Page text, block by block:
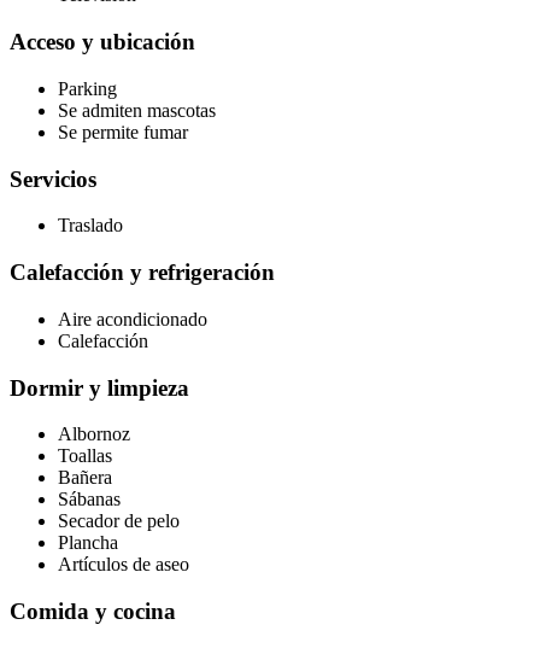
Acceso y ubicación
Parking
Se admiten mascotas
Se permite fumar
Servicios
Traslado
Calefacción y refrigeración
Aire acondicionado
Calefacción
Dormir y limpieza
Albornoz
Toallas
Bañera
Sábanas
Secador de pelo
Plancha
Artículos de aseo
Comida y cocina